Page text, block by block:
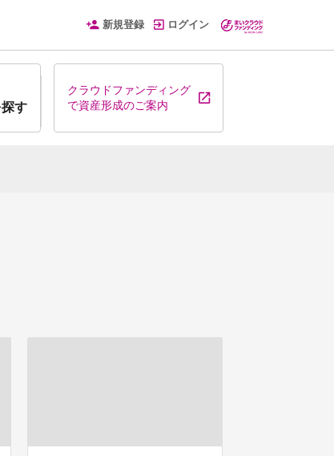
新規登録 ログイン
す
クラウドファンディング
で資産形成のご案内